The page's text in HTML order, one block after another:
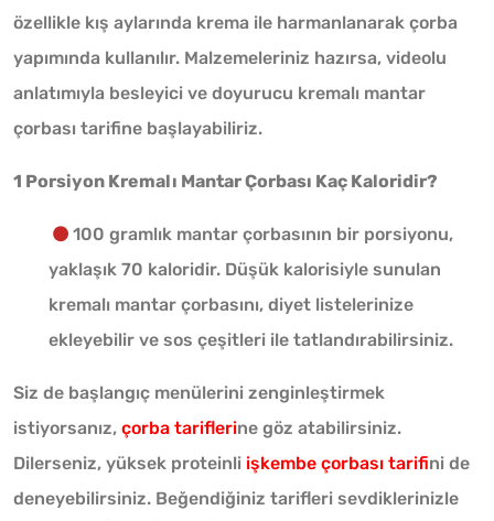
özellikle kış aylarında krema ile harmanlanarak çorba
yapımında kullanılır. Malzemeleriniz hazırsa, videolu
anlatımıyla besleyici ve doyurucu kremalı mantar
çorbası tarifine başlayabiliriz.
1 Porsiyon Kremalı Mantar Çorbası Kaç Kaloridir?
100 gramlık mantar çorbasının bir porsiyonu,
yaklaşık 70 kaloridir. Düşük kalorisiyle sunulan
kremalı mantar çorbasını, diyet listelerinize
ekleyebilir ve sos çeşitleri ile tatlandırabilirsiniz.
Siz de başlangıç menülerini zenginleştirmek
istiyorsanız, çorba tariflerine göz atabilirsiniz.
Dilerseniz, yüksek proteinli işkembe çorbası tarifini de
deneyebilirsiniz. Beğendiğiniz tarifleri sevdiklerinizle